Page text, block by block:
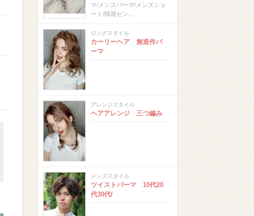
マ/メンズパーマ/メンズショ
ート/韓国セン...
ロングスタイル
カーリーヘア 無造作パ
ーマ
アレンジスタイル
ヘアアレンジ 三つ編み
メンズスタイル
ツイストパーマ 10代20
代30代/